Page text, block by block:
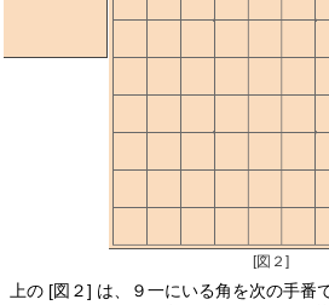
[図２]
上の [図２] は、９一にいる角を次の手番